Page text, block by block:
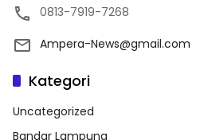
0813-7919-7268
Ampera-News@gmail.com
Kategori
Uncategorized
Bandar Lampung